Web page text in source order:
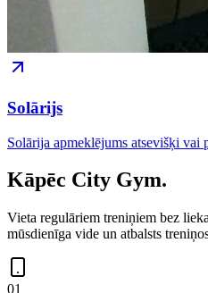
Solārijs
Solārija apmeklējums atsevišķi vai
Kāpēc City Gym.
Vieta regulāriem treniņiem bez
mūsdienīga vide un atbalsts
01